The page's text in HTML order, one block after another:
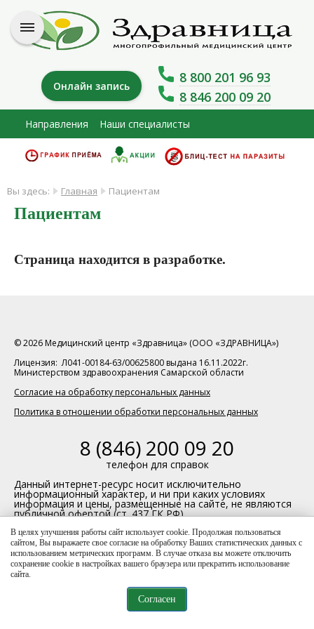
Онлайн запись
8 800 201 96 93
8 846 200 09 20
Направления Наши специалисты
Вы здесь: Главная Пациентам
Страница находится в разработке.
Пациентам
© 2026 Медицинский центр «Здравница» (ООО «ЗДРАВНИЦА»)
Лицензия: Л041-00184-63/00625800 выдана 16.11.2022г.
Министерством здравоохранения Самарской области
Согласие на обработку персональных данных
Политика в отношении обработки персональных данных
8 (846) 200 09 20
телефон для справок
Данный интернет-ресурс носит исключительно
информационный характер, и ни при каких условиях
информация и цены, размещенные на сайте, не являются
публичной офертой (ст. 437 ГК РФ)
В целях улучшения работы сайт использует cookie. Продолжая пользоваться
сайтом, Вы выражаете свое согласие на обработку Ваших статистических данных с
использованием метрических программ. В случае отказа вы можете отключить
сохранение cookie в настройках вашего браузера или прекратить использование
сайта.
Согласен